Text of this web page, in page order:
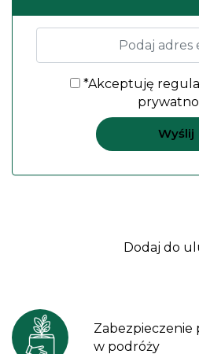
*Akceptuję
Dodaj do
Zabezpieczenie
w podróży